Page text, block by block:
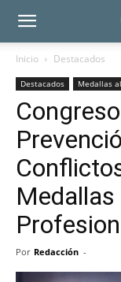
Inicio Destacados
Destacados Medallas
Por Redacción -